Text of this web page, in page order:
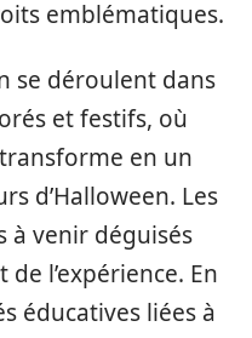
emblématiques.
se déroulent dans
et festifs, où
en un
d’Halloween. Les
à venir déguisés
l’expérience. En
éducatives liées à